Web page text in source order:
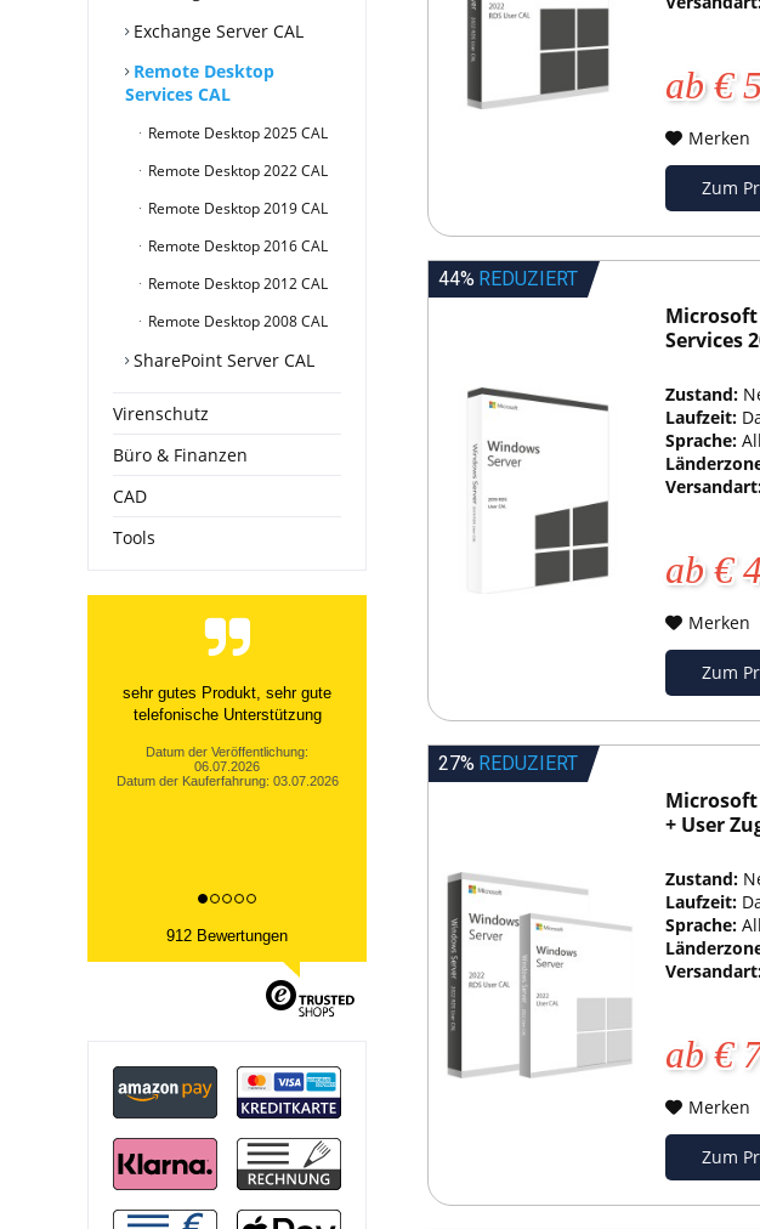
Exchange Server CAL
Remote Desktop
Services CAL
Remote Desktop 2025 CAL
Remote Desktop 2022 CAL
Remote Desktop 2019 CAL
Remote Desktop 2016 CAL
Remote Desktop 2012 CAL
Remote Desktop 2008 CAL
SharePoint Server CAL
Virenschutz
Büro & Finanzen
CAD
Tools
sehr gutes Produkt, sehr gute
telefonische Unterstützung
Datum der Veröffentlichung:
06.07.2026
Datum der Kauferfahrung: 03.07.2026
912 Bewertungen
ab €
Merken
Zum
44% REDUZIERT
Services
Zustand:
Laufzeit:
Sprache:
ab €
Merken
Zum
27% REDUZIERT
Microsoft
+ User
Zustand:
Laufzeit:
Sprache:
ab €
Merken
Zum